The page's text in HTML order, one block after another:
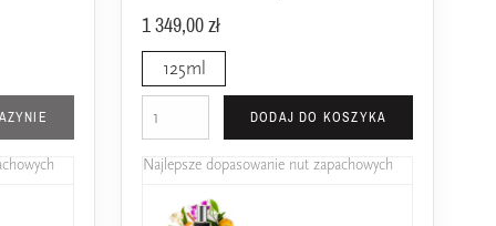
1 349,00 zł
125ml
DODAJ DO KOSZYKA
Najlepsze dopasowanie nut zapachowych